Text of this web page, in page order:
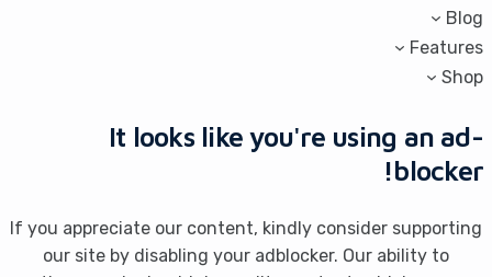
Blog
Features
Shop
It looks like you're using an ad-
blocker!
If you appreciate our content, kindly consider supporting
our site by disabling your adblocker. Our ability to